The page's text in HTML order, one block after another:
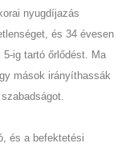
nyugdíjazás
és 34 évesen
ig tartó őrlődést. Ma
mások irányíthassák
és a befektetési